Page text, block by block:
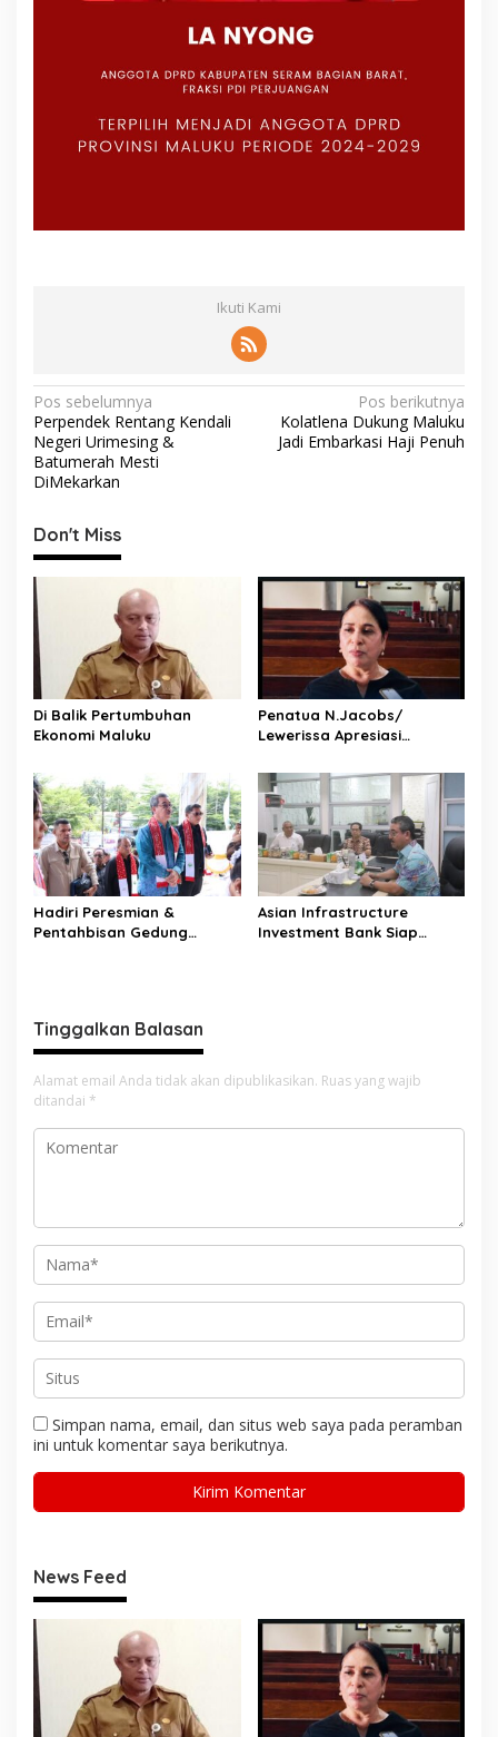
Ikuti Kami
N
a
v
i
g
a
s
i
p
o
s
Pos sebelumnya
Perpendek Rentang Kendali
Negeri Urimesing &
Batumerah Mesti
DiMekarkan
Pos berikutnya
Kolatlena Dukung Maluku
Jadi Embarkasi Haji Penuh
Don't Miss
Di Balik Pertumbuhan
Ekonomi Maluku
Penatua N.Jacobs/
Lewerissa Apresiasi
Terhadap Penthabisan
Pastori I GATIK
Hadiri Peresmian &
Pentahbisan Gedung
Asian Infrastructure
Investment Bank Siap
Tinggalkan Balasan
Alamat email Anda tidak akan dipublikasikan. Ruas yang wajib
ditandai *
Simpan nama, email, dan situs web saya pada peramban
ini untuk komentar saya berikutnya.
News Feed